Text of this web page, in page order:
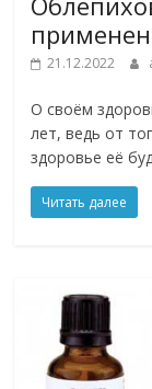
21.12.2022
О своём
лет, ведь от
здоровье её
Читать далее